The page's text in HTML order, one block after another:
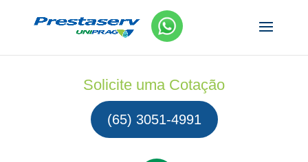
Solicite uma Cotação
(65) 3051-4991